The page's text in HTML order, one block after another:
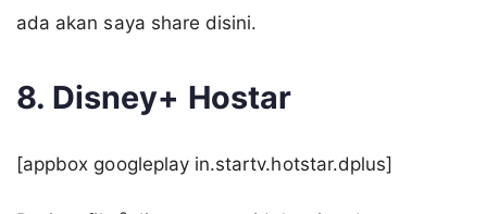
ada akan saya share disini.
8. Disney+ Hostar
[appbox googleplay in.startv.hotstar.dplus]